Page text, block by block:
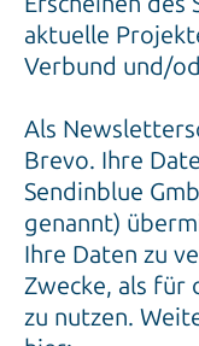
aktuelle
Verbund und/
Als
Brevo. Ihre
Sendinblue
genannt)
Ihre Daten zu
Zwecke, als für
zu nutzen.